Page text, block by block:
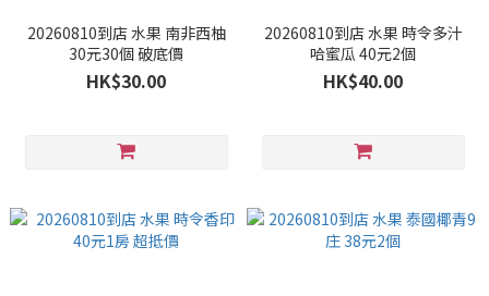
20260810到店 水果 南非西柚
30元30個 破底價
HK$30.00
20260810到店 水果 時令多汁
哈蜜瓜 40元2個
HK$40.00